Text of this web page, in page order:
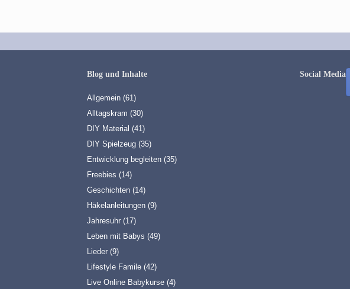
Blog und Inhalte
Allgemein (61)
Alltagskram (30)
DIY Material (41)
DIY Spielzeug (35)
Entwicklung begleiten (35)
Freebies (14)
Geschichten (14)
Häkelanleitungen (9)
Jahresuhr (17)
Leben mit Babys (49)
Lieder (9)
Lifestyle Famile (42)
Live Online Babykurse (4)
Social Media